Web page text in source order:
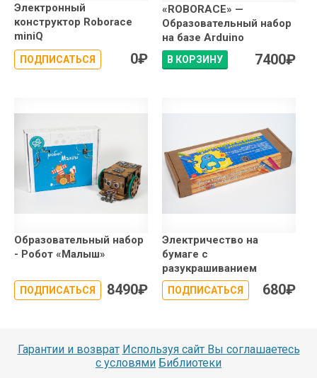
Электронный
конструктор Roborace
miniQ
ПОДПИСАТЬСЯ 0₽
«ROBORACE» —
Образовательный набор
на базе Arduino
В КОРЗИНУ 7400₽
Образовательный набор
- Робот «Малыш»
ПОДПИСАТЬСЯ 8490₽
Электричество на
бумаге с
разукрашиванием
ПОДПИСАТЬСЯ 680₽
Гарантии и возврат Используя сайт Вы соглашаетесь
с условями Библиотеки